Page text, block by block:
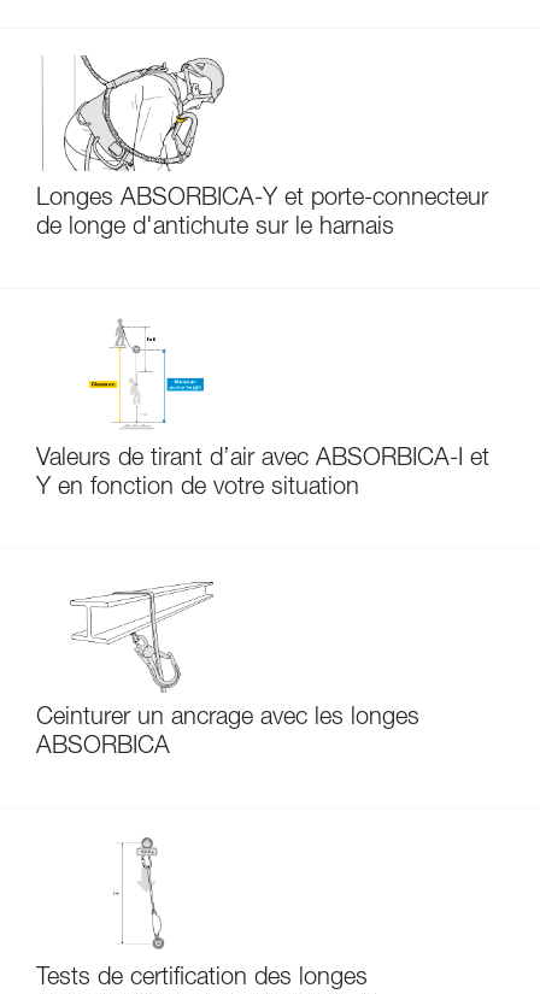
Longes ABSORBICA-Y et porte-connecteur
de longe d'antichute sur le harnais
Valeurs de tirant d’air avec ABSORBICA-I et
Y en fonction de votre situation
Ceinturer un ancrage avec les longes
ABSORBICA
Tests de certification des longes